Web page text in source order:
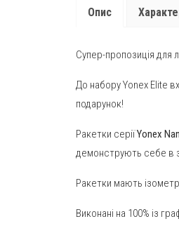
Опис
Супер-пропозиція для
До набору Yonex Elite
подарунок!
Ракетки серіїYonex
демонструють себе в
Ракетки мають
Виконані на 100% із